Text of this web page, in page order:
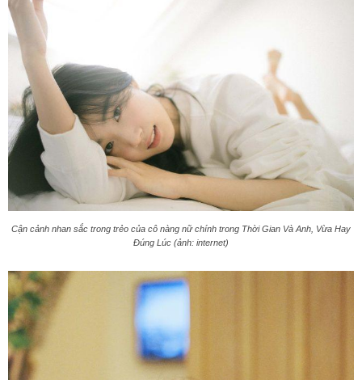
Cận cảnh nhan sắc trong trẻo của cô nàng nữ chính trong Thời Gian Và Anh, Vừa Hay
Đúng Lúc (ảnh: internet)